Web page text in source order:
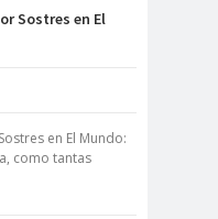
uso de la
Sostres en El
en El Mundo:
como tantas